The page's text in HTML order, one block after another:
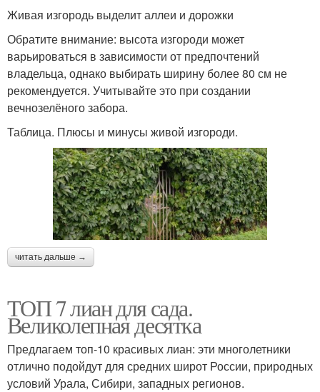
Живая изгородь выделит аллеи и дорожки
Обратите внимание: высота изгороди может
варьироваться в зависимости от предпочтений
владельца, однако выбирать ширину более 80 см не
рекомендуется. Учитывайте это при создании
вечнозелёного забора.
Таблица. Плюсы и минусы живой изгороди.
читать дальше →
ТОП 7 лиан для сада.
Великолепная десятка
Предлагаем топ-10 красивых лиан: эти многолетники
отлично подойдут для средних широт России, природных
условий Урала, Сибири, западных регионов.